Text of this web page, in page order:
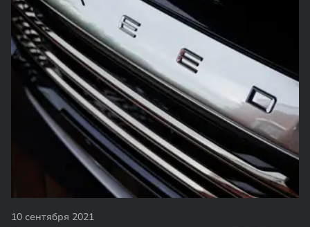
10 сентября 2021